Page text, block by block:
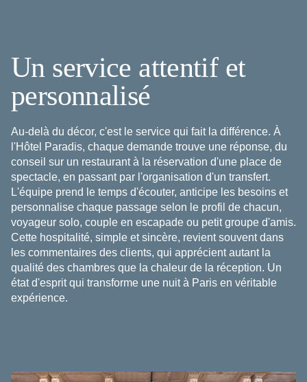
Un service attentif et
personnalisé
Au-delà du décor, c'est le service qui fait la différence. À
l'Hôtel Paradis, chaque demande trouve une réponse, du
conseil sur un restaurant à la réservation d'une place de
spectacle, en passant par l'organisation d'un transfert.
L'équipe prend le temps d'écouter, anticipe les besoins et
personnalise chaque passage selon le profil de chacun,
voyageur solo, couple en escapade ou petit groupe d'amis.
Cette hospitalité, simple et sincère, revient souvent dans
les commentaires des clients, qui apprécient autant la
qualité des chambres que la chaleur de la réception. Un
état d'esprit qui transforme une nuit à Paris en véritable
expérience.